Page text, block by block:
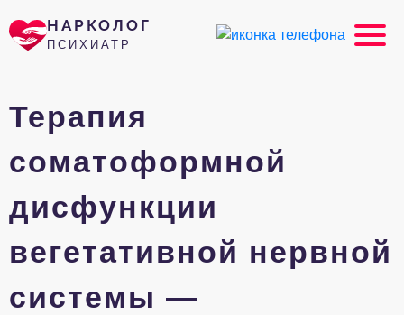
НАРКОЛОГ
ПСИХИАТР
Терапия
соматоформной
дисфункции
вегетативной нервной
системы —